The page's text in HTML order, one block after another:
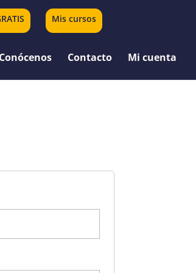
Mis cursos
Conócenos Contacto Mi cuenta